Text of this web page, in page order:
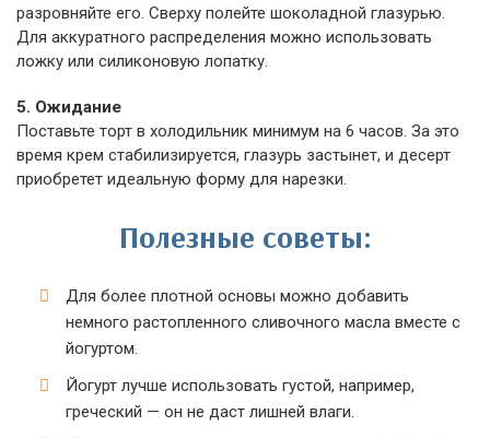
разровняйте его. Сверху полейте шоколадной глазурью.
Для аккуратного распределения можно использовать
ложку или силиконовую лопатку.
5. Ожидание
Поставьте торт в холодильник минимум на 6 часов. За это
время крем стабилизируется, глазурь застынет, и десерт
приобретет идеальную форму для нарезки.
Полезные советы:
Для более плотной основы можно добавить
немного растопленного сливочного масла вместе с
йогуртом.
Йогурт лучше использовать густой, например,
греческий — он не даст лишней влаги.